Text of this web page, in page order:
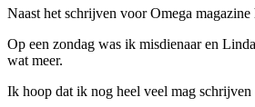
Naast het schrijven voor Omega
Op een zondag was ik misdienaar en
wat meer.
Ik hoop dat ik nog heel veel mag